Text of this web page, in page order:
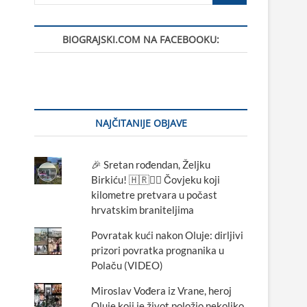
BIOGRAJSKI.COM NA FACEBOOKU:
NAJČITANIJE OBJAVE
🎉 Sretan rođendan, Željku
Birkiću! 🇭🇷🏃‍♂️ Čovjeku koji
kilometre pretvara u počast
hrvatskim braniteljima
Povratak kući nakon Oluje: dirljivi
prizori povratka prognanika u
Polaču (VIDEO)
Miroslav Vođera iz Vrane, heroj